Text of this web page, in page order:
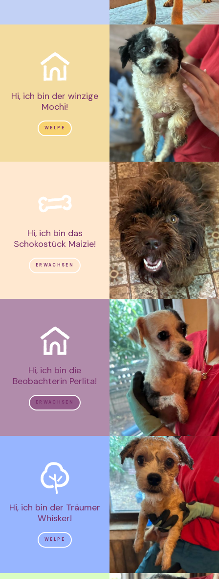
Hi, ich bin der winzige
Mochi!
WELPE
Hi, ich bin das
Schokostück Maizie!
ERWACHSEN
Hi, ich bin die
Beobachterin Perlita!
ERWACHSEN
Hi, ich bin der Träumer
Whisker!
WELPE